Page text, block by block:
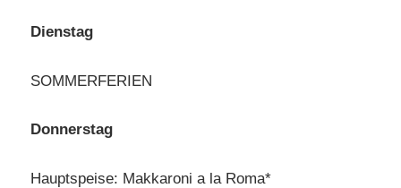
Dienstag
SOMMERFERIEN
Donnerstag
Hauptspeise: Makkaroni a la Roma*